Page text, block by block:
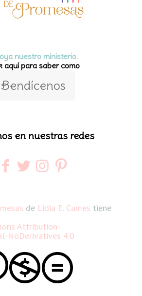
nuestro ministerio.
aquí para saber como
Bendícenos
en nuestras redes
de Lidia E. Cames tiene
Attribution-
NoDerivatives 4.0